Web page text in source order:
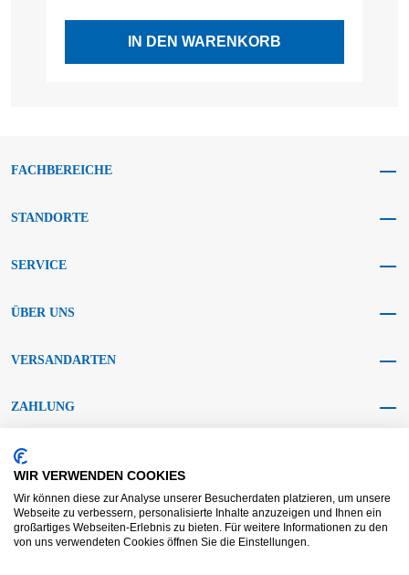
IN DEN WARENKORB
FACHBEREICHE
STANDORTE
SERVICE
ÜBER UNS
VERSANDARTEN
ZAHLUNG
SOCIAL MEDIA
WIR VERWENDEN COOKIES
Wir können diese zur Analyse unserer Besucherdaten platzieren, um unsere
Webseite zu verbessern, personalisierte Inhalte anzuzeigen und Ihnen ein
großartiges Webseiten-Erlebnis zu bieten. Für weitere Informationen zu den
von uns verwendeten Cookies öffnen Sie die Einstellungen.